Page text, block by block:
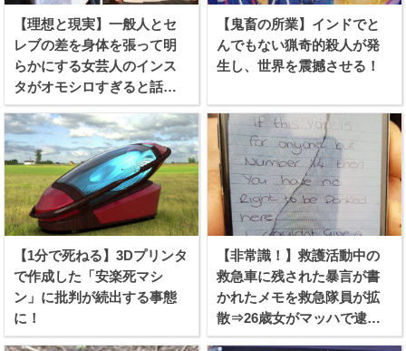
【理想と現実】一般人とセ
レブの差を身体を張って明
らかにする女芸人のインス
タがオモシロすぎると話題
に！
【鬼畜の所業】インドでと
んでもない猟奇的殺人が発
生し、世界を震撼させる！
【1分で死ねる】3Dプリンタ
で作成した「安楽死マシ
ン」に批判が続出する事態
に！
【非常識！】救護活動中の
救急車に残された暴言が書
かれたメモを救急隊員が拡
散⇒26歳女がマッハで逮捕
される！